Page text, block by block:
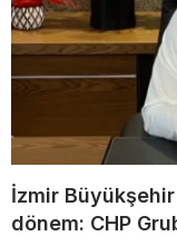
İzmir
dönem: CHP